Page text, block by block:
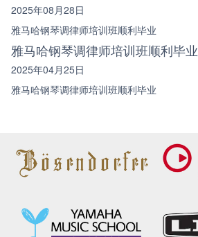
2025年08月28日
雅马哈钢琴调律师培训班顺利毕业
雅马哈钢琴调律师培训班顺利毕业
2025年04月25日
雅马哈钢琴调律师培训班顺利毕业